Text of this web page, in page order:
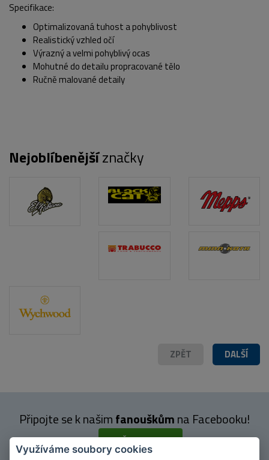
Specifikace:
Optimalizovaná tuhost a pohyblivost
Realistický vzhled očí
Výrazný a velmi pohyblivý ocas
Mohutné do detailu propracované tělo
Ručně malované detaily
Nejoblíbenějšíznačky
DALŠÍ
ZPĚT
Připojte se k našimfanouškůmna Facebooku!
PŘIPOJIT SE
Využíváme soubory cookies